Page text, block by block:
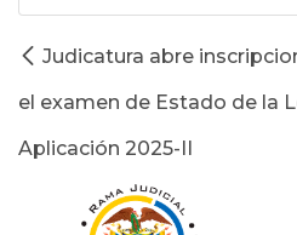
Judicatura abre
el examen de Estado de la
Aplicación 2025-II